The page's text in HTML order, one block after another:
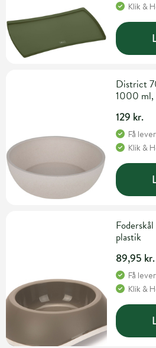
Klik &
District
1000 ml,
129 kr.
Få
Klik &
plastik
89,95 kr.
Få
Klik &